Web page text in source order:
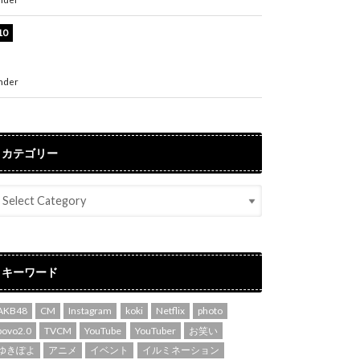
カテゴリー
キーワード
CM Instagram koki Netflix
photo
TVCM YouTube YouTuber
お笑い
きぽよ
アニメ イベント イルミネーション